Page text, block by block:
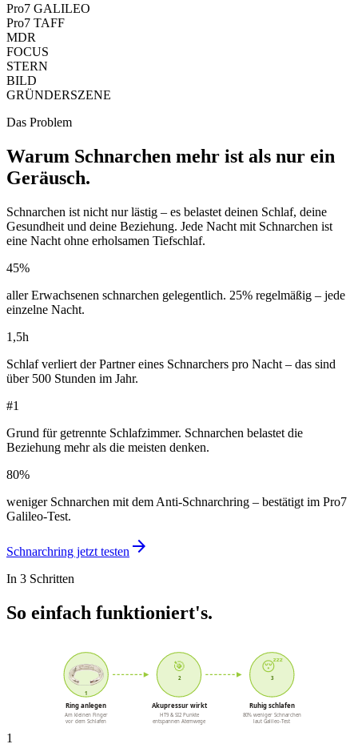
Pro7 GALILEO
Pro7 TAFF
MDR
FOCUS
STERN
BILD
GRÜNDERSZENE
Das Problem
Warum Schnarchen mehr ist als nur ein
Geräusch.
Schnarchen ist nicht nur lästig – es belastet deinen Schlaf, deine
Gesundheit und deine Beziehung. Jede Nacht mit Schnarchen ist
eine Nacht ohne erholsamen Tiefschlaf.
45%
aller Erwachsenen schnarchen gelegentlich. 25% regelmäßig – jede
einzelne Nacht.
1,5h
Schlaf verliert der Partner eines Schnarchers pro Nacht – das sind
über 500 Stunden im Jahr.
#1
Grund für getrennte Schlafzimmer. Schnarchen belastet die
Beziehung mehr als die meisten denken.
80%
weniger Schnarchen mit dem Anti-Schnarchring – bestätigt im Pro7
Galileo-Test.
Schnarchring jetzt testen arrow_forward
In 3 Schritten
So einfach funktioniert's.
1
Ring anlegen
Am kleinen Finger
vor dem Schlafen
🎯
2
Akupressur wirkt
HT9 & SI2 Punkte
entspannen Atemwege
😴
3
Ruhig schlafen
80% weniger Schnarchen
laut Galileo-Test
1